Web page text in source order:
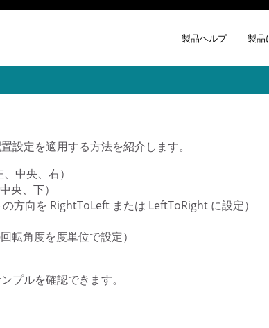
製品ヘルプ 製品
設定を適用する方法を紹介します。
中央、右）
央、下）
方向を RightToLeft または LeftToRight に設定）
転角度を度単位で設定）
プルを確認できます。